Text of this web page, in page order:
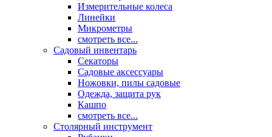
Измерительные колеса
Линейки
Микрометры
смотреть все...
Садовый инвентарь
Секаторы
Садовые аксессуары
Ножовки, пилы садовые
Одежда, защита рук
Кашпо
смотреть все...
Столярный инструмент